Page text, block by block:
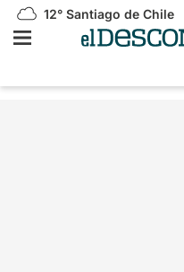
12° Santiago de Chile